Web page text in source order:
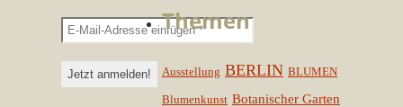
Themen
Ausstellung BERLIN BLUMEN
Blumenkunst Botanischer Garten